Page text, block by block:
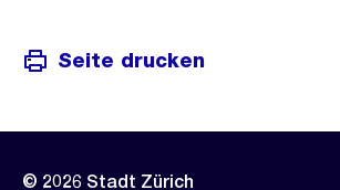
Seite drucken
© 2026 Stadt Zürich